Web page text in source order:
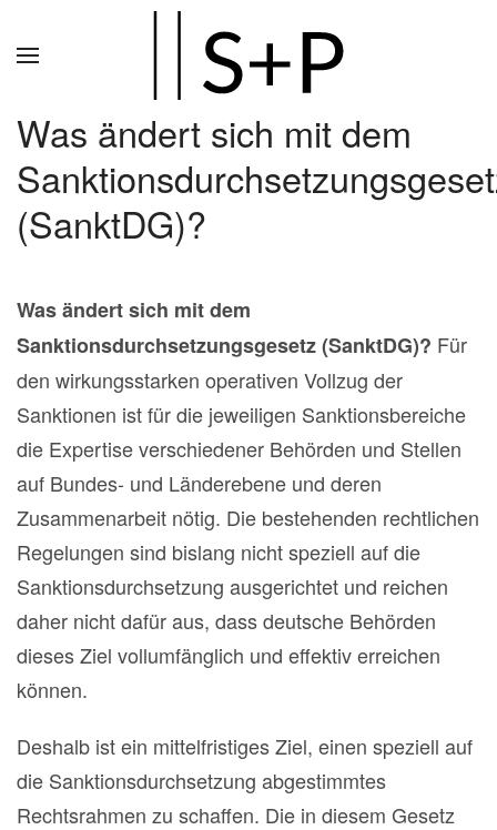
Was ändert sich mit dem
(SanktDG)?
Was ändert sich mit dem
Sanktionsdurchsetzungsgesetz (SanktDG)? Für
den wirkungsstarken operativen Vollzug der
Sanktionen ist für die jeweiligen Sanktionsbereiche
die Expertise verschiedener Behörden und Stellen
auf Bundes- und Länderebene und deren
Zusammenarbeit nötig. Die bestehenden rechtlichen
Regelungen sind bislang nicht speziell auf die
Sanktionsdurchsetzung ausgerichtet und reichen
daher nicht dafür aus, dass deutsche Behörden
dieses Ziel vollumfänglich und effektiv erreichen
können.
Deshalb ist ein mittelfristiges Ziel, einen speziell auf
die Sanktionsdurchsetzung abgestimmtes
Rechtsrahmen zu schaffen. Die in diesem Gesetz